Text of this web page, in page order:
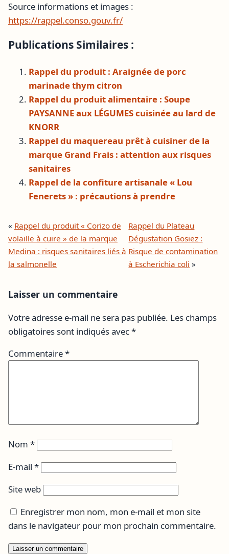
Source informations et images :
https://rappel.conso.gouv.fr/
Publications Similaires :
Rappel du produit : Araignée de porc
marinade thym citron
Rappel du produit alimentaire : Soupe
PAYSANNE aux LÉGUMES cuisinée au lard de
KNORR
Rappel du maquereau prêt à cuisiner de la
marque Grand Frais : attention aux risques
sanitaires
Rappel de la confiture artisanale « Lou
Fenerets » : précautions à prendre
« Rappel du produit « Corizo de
volaille à cuire » de la marque
Medina : risques sanitaires liés à
la salmonelle
Rappel du Plateau
Dégustation Gosiez :
Risque de contamination
à Escherichia coli »
Laisser un commentaire
Votre adresse e-mail ne sera pas publiée. Les champs
obligatoires sont indiqués avec*
Commentaire*
Nom *
E-mail *
Site web
Enregistrer mon nom, mon e-mail et mon site
dans le navigateur pour mon prochain commentaire.